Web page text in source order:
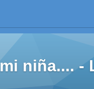
niña.... -